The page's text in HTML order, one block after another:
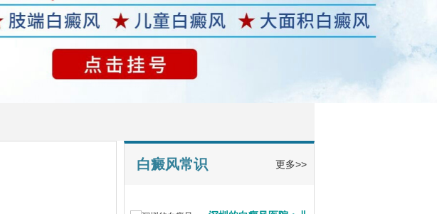
白癜风常识 更多>>
风